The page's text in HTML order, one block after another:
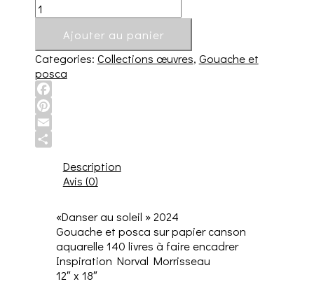
Ajouter au panier
Categories: Collections œuvres, Gouache et
posca
Facebook
Pinterest
Email
Description
Avis (0)
«Danser au soleil » 2024
Gouache et posca sur papier canson
aquarelle 140 livres à faire encadrer
Inspiration Norval Morrisseau
12″ x 18″